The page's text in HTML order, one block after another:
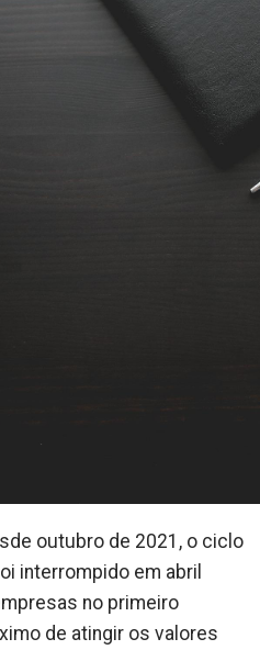
outubro de 2021, o ciclo
interrompido em abril
no primeiro
de atingir os valores